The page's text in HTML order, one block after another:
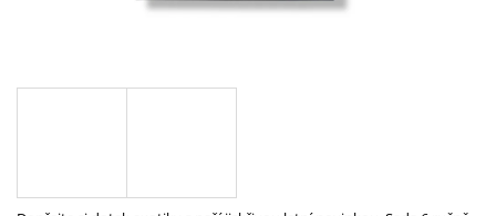
E
Í